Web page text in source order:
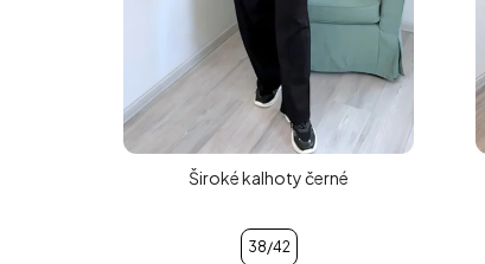
Široké kalhoty černé
38/42